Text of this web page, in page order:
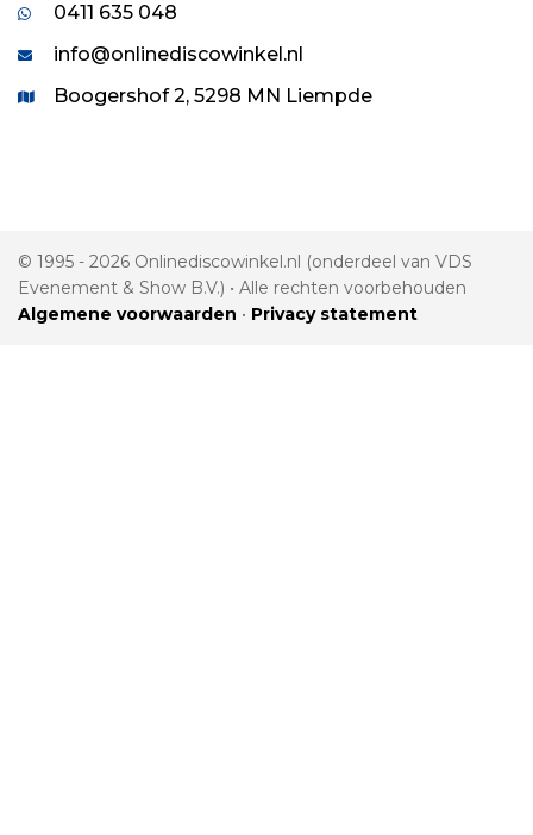
0411 635 048
info@onlinediscowinkel.nl
Boogershof 2, 5298 MN Liempde
© 1995 - 2026 Onlinediscowinkel.nl (onderdeel van VDS
Evenement & Show B.V.) • Alle rechten voorbehouden
Algemene voorwaarden • Privacy statement